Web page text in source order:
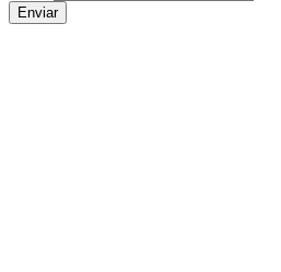
Enviar